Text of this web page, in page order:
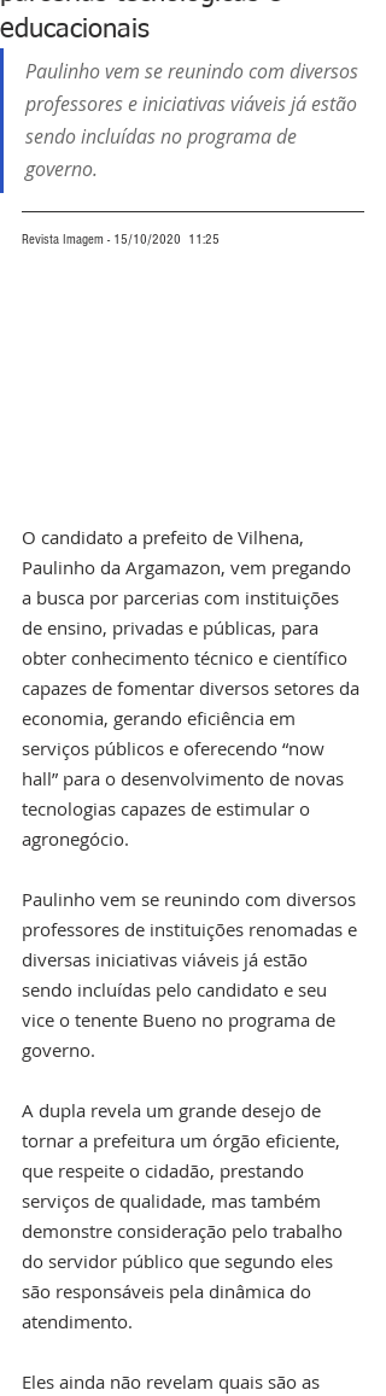
educacionais
Paulinho vem se reunindo com diversos
professores e iniciativas viáveis já estão
sendo incluídas no programa de
governo.
Revista Imagem - 15/10/2020  11:25
O candidato a prefeito de Vilhena,
Paulinho da Argamazon, vem pregando
a busca por parcerias com instituições
de ensino, privadas e públicas, para
obter conhecimento técnico e científico
capazes de fomentar diversos setores da
economia, gerando eficiência em
serviços públicos e oferecendo “now
hall” para o desenvolvimento de novas
tecnologias capazes de estimular o
agronegócio.
Paulinho vem se reunindo com diversos
professores de instituições renomadas e
diversas iniciativas viáveis já estão
sendo incluídas pelo candidato e seu
vice o tenente Bueno no programa de
governo.
A dupla revela um grande desejo de
tornar a prefeitura um órgão eficiente,
que respeite o cidadão, prestando
serviços de qualidade, mas também
demonstre consideração pelo trabalho
do servidor público que segundo eles
são responsáveis pela dinâmica do
atendimento.
Eles ainda não revelam quais são as